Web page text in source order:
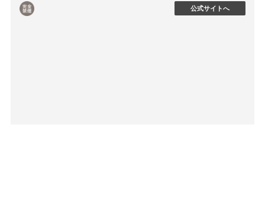
公式サイトへ